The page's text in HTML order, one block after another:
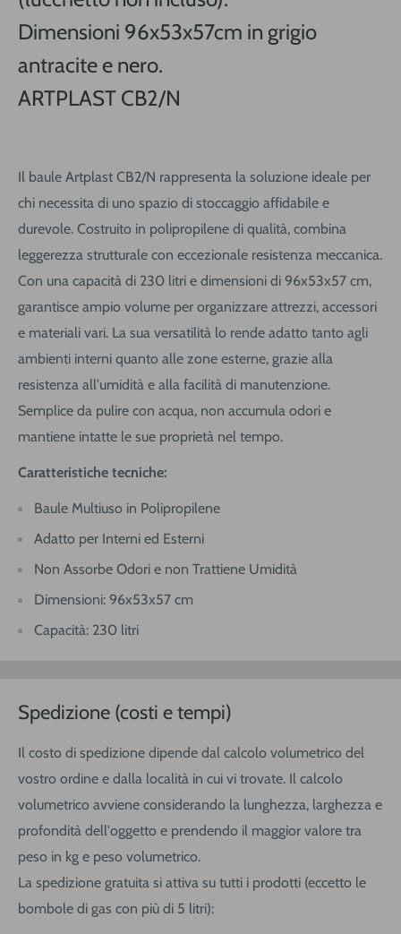
Dimensioni 96x53x57cm in grigio
antracite e nero.
ARTPLAST CB2/N
Il baule Artplast CB2/N rappresenta la soluzione ideale per
chi necessita di uno spazio di stoccaggio affidabile e
durevole. Costruito in polipropilene di qualità, combina
leggerezza strutturale con eccezionale resistenza meccanica.
Con una capacità di 230 litri e dimensioni di 96x53x57 cm,
garantisce ampio volume per organizzare attrezzi, accessori
e materiali vari. La sua versatilità lo rende adatto tanto agli
ambienti interni quanto alle zone esterne, grazie alla
resistenza all'umidità e alla facilità di manutenzione.
Semplice da pulire con acqua, non accumula odori e
mantiene intatte le sue proprietà nel tempo.
Caratteristiche tecniche:
Baule Multiuso in Polipropilene
Adatto per Interni ed Esterni
Non Assorbe Odori e non Trattiene Umidità
Dimensioni: 96x53x57 cm
Capacità: 230 litri
Spedizione (costi e tempi)
Il costo di spedizione dipende dal calcolo volumetrico del
vostro ordine e dalla località in cui vi trovate. Il calcolo
volumetrico avviene considerando la lunghezza, larghezza e
profondità dell'oggetto e prendendo il maggior valore tra
peso in kg e peso volumetrico.
La spedizione gratuita si attiva su tutti i prodotti (eccetto le
bombole di gas con più di 5 litri):